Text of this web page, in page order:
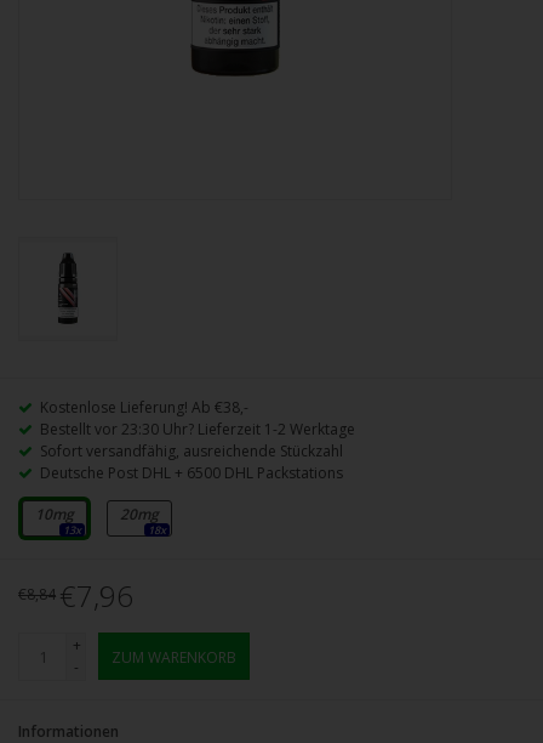
Kostenlose Lieferung! Ab €38,-
Bestellt vor 23:30 Uhr? Lieferzeit 1-2 Werktage
Sofort versandfähig, ausreichende Stückzahl
Deutsche Post DHL + 6500 DHL Packstations
10mg
13x
20mg
18x
€8,84 €7,96
+
-
ZUM WARENKORB
Informationen